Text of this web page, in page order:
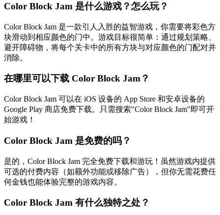
Color Block Jam 是什么游戏？怎么玩？
Color Block Jam 是一款引人入胜的益智游戏，你需要将彩色方
块滑动到相应颜色的门中。游戏目标很简单：通过规划策略、
避开障碍物，将每个关卡中的所有方块与对应颜色的门配对并
消除。
在哪里可以下载 Color Block Jam？
Color Block Jam 可以在 iOS 设备的 App Store 和安卓设备的
Google Play 商店免费下载。只需搜索"Color Block Jam"即可开
始游戏！
Color Block Jam 是免费的吗？
是的，Color Block Jam 完全免费下载和游玩！虽然游戏内提供
可选的付费内容（如额外功能或移除广告），但你无需花费任
何金钱也能体验完整的游戏内容。
Color Block Jam 有什么独特之处？